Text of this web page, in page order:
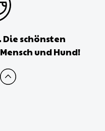
schönsten
und Hund!